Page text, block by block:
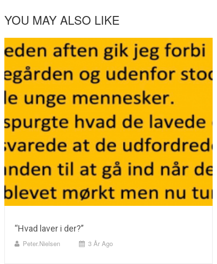
YOU MAY ALSO LIKE
“Hvad laver i der?”
Peter.nielsen 3 År Ago